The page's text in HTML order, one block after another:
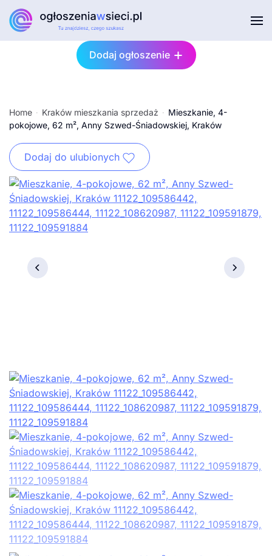
Dodaj ogłoszenie
Home Kraków mieszkania sprzedaż
Mieszkanie, 4-
pokojowe, 62 m², Anny Szwed-Śniadowskiej, Kraków
Dodaj do ulubionych